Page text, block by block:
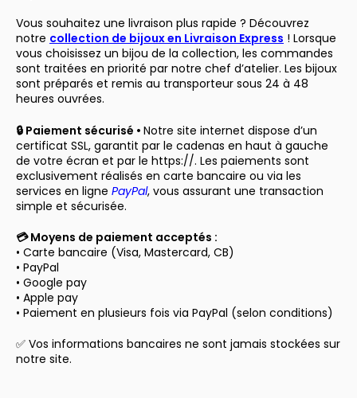
Vous souhaitez une livraison plus rapide ? Découvrez
notre collection de bijoux en Livraison Express ! Lorsque
vous choisissez un bijou de la collection, les commandes
sont traitées en priorité par notre chef d’atelier. Les bijoux
sont préparés et remis au transporteur sous 24 à 48
heures ouvrées.
🔒 Paiement sécurisé • Notre site internet dispose d’un
certificat SSL, garantit par le cadenas en haut à gauche
de votre écran et par le https://. Les paiements sont
exclusivement réalisés en carte bancaire ou via les
services en ligne PayPal, vous assurant une transaction
simple et sécurisée.
💳 Moyens de paiement acceptés :
• Carte bancaire (Visa, Mastercard, CB)
• PayPal
• Google pay
• Apple pay
• Paiement en plusieurs fois via PayPal (selon conditions)
✅ Vos informations bancaires ne sont jamais stockées sur
notre site.